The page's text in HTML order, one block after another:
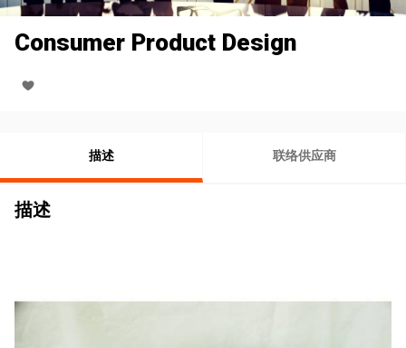
Consumer Product Design
描述 联络供应商
描述